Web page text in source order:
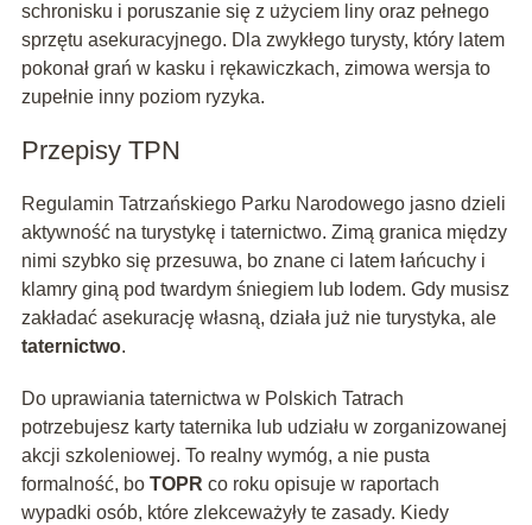
schronisku i poruszanie się z użyciem liny oraz pełnego
sprzętu asekuracyjnego. Dla zwykłego turysty, który latem
pokonał grań w kasku i rękawiczkach, zimowa wersja to
zupełnie inny poziom ryzyka.
Przepisy TPN
Regulamin Tatrzańskiego Parku Narodowego jasno dzieli
aktywność na turystykę i taternictwo. Zimą granica między
nimi szybko się przesuwa, bo znane ci latem łańcuchy i
klamry giną pod twardym śniegiem lub lodem. Gdy musisz
zakładać asekurację własną, działa już nie turystyka, ale
taternictwo.
Do uprawiania taternictwa w Polskich Tatrach
potrzebujesz karty taternika lub udziału w zorganizowanej
akcji szkoleniowej. To realny wymóg, a nie pusta
formalność, bo TOPR co roku opisuje w raportach
wypadki osób, które zlekceważyły te zasady. Kiedy